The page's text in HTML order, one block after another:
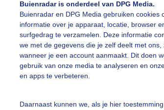
Buienradar is onderdeel van DPG Media.
Buienradar en DPG Media gebruiken cookies
informatie over je apparaat, locatie, browser
surfgedrag te verzamelen. Deze informatie
we met de gegevens die je zelf deelt met ons,
wanneer je een account aanmaakt. Dit doen
gebruik van onze media te analyseren en
en apps te verbeteren.
Daarnaast kunnen we, als je hier